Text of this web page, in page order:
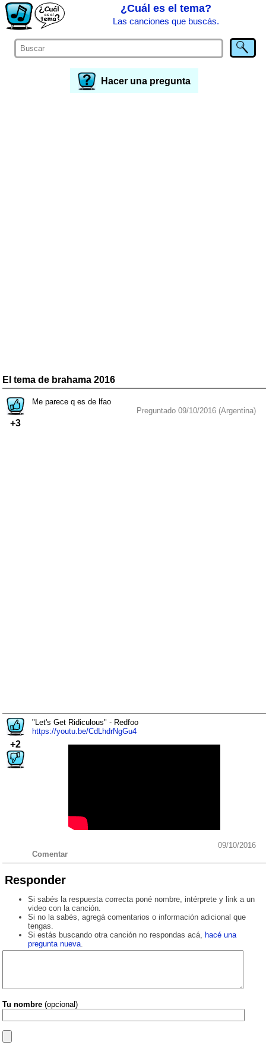
¿Cuál es el tema?
Las canciones que buscás.
Hacer una pregunta
El tema de brahama 2016
+3
Me parece q es de lfao
Preguntado 09/10/2016 (Argentina)
+2
"Let's Get Ridiculous" - Redfoo
https://youtu.be/CdLhdrNgGu4
09/10/2016
Comentar
Responder
Si sabés la respuesta correcta poné nombre, intérprete y link a un
video con la canción.
Si no la sabés, agregá comentarios o información adicional que
tengas.
Si estás buscando otra canción no respondas acá, hacé una
pregunta nueva.
Tu nombre (opcional)